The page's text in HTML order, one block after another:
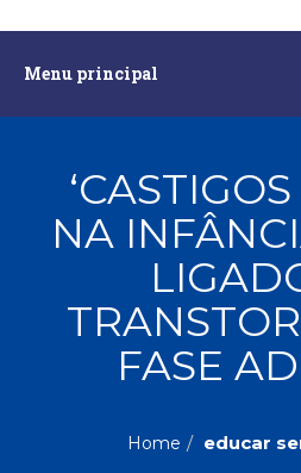
Menu principal
principalAssuntos
Administração,
RH
(27)
Atualidades,
Política,
Direitos
PROMOÇÕES
VENDIDOS
NA
FASE
Home educar